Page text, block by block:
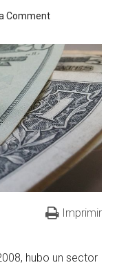
Comment
Imprimir
hubo un sector